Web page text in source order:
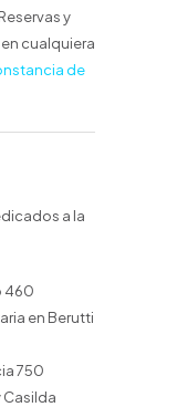
y
cualquiera
de
a la
460
en Berutti
750